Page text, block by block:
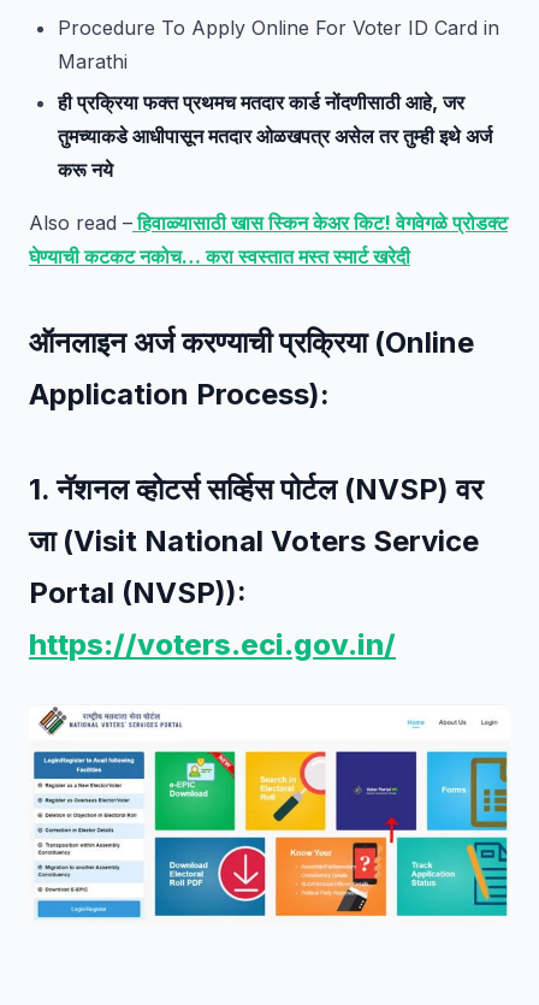
Procedure To Apply Online For Voter ID Card in
Marathi
ही प्रक्रिया फक्त प्रथमच मतदार कार्ड नोंदणीसाठी आहे, जर
तुमच्याकडे आधीपासून मतदार ओळखपत्र असेल तर तुम्ही इथे अर्ज
करू नये
Also read –हिवाळ्यासाठी खास स्किन केअर किट! वेगवेगळे प्रोडक्ट
घेण्याची कटकट नकोच… करा स्वस्तात मस्त स्मार्ट खरेदी
ऑनलाइन अर्ज करण्याची प्रक्रिया (Online
Application Process):
1. नॅशनल व्होटर्स सर्व्हिस पोर्टल (NVSP) वर
जा (Visit National Voters Service
Portal (NVSP)):
https://voters.eci.gov.in/